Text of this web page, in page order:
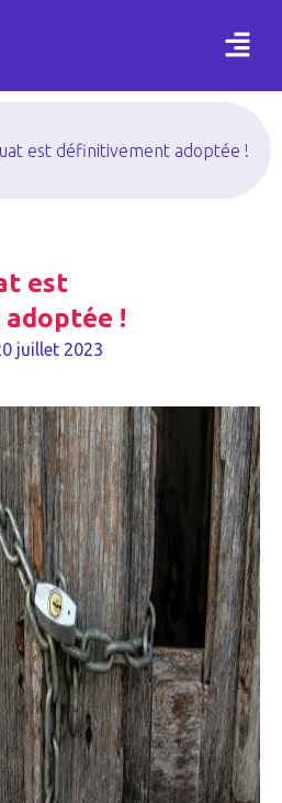
est définitivement adoptée !
est
!
juillet 2023